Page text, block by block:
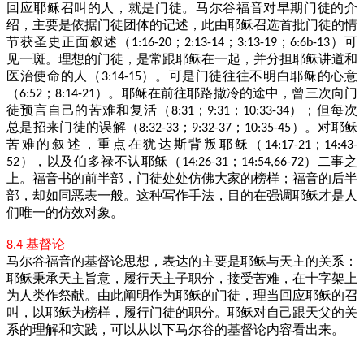
回应耶稣召叫的人，就是门徒。马尔谷福音对早期门徒的介
绍，主要是依据门徒团体的记述，此由耶稣召选首批门徒的情
节获圣史正面叙述（ 1:16-20； 2:13-14； 3:13-19； 6:6b-13）可
见一斑。理想的门徒，是常跟耶稣在一起，并分担耶稣讲道和
医治使命的人（ 3:14-15）。可是门徒往往不明白耶稣的心意
（6:52 ；8:14-21）。耶稣在前往耶路撒冷的途中，曾三次向门
徒预言自己的苦难和复活（8:31 ； 9:31 ； 10:33-34）；但每次
总是招来门徒的误解（8:32-33 ； 9:32-37 ； 10:35-45）。对耶稣
苦难的叙述，重点在犹达斯背叛耶稣（ 14:17-21 ； 14:43-
52），以及伯多禄不认耶稣（ 14:26-31 ； 14:54,66-72）二事之
上。福音书的前半部，门徒处处仿佛大家的榜样；福音的后半
部，却如同恶表一般。这种写作手法，目的在强调耶稣才是人
们唯一的仿效对象。
8.4 基督论
马尔谷福音的基督论思想，表达的主要是耶稣与天主的关系：
耶稣秉承天主旨意，履行天主子职分，接受苦难，在十字架上
为人类作祭献。由此阐明作为耶稣的门徒，理当回应耶稣的召
叫，以耶稣为榜样，履行门徒的职分。耶稣对自己跟天父的关
系的理解和实践，可以从以下马尔谷的基督论内容看出来。